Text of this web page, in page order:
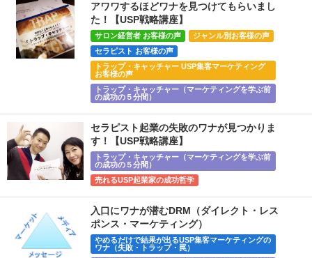
アワワするほどワナを見つけてもらいまし
た！【USP戦略講座】
サロン経営者 お客様の声
ジャンル別お客様の声
セラピスト お客様の声
トラップ・キャッチャー USP集客マーケティング
お客様の声
トラップ・キャッチャー（マーケティングを学ぶ前
の成功の５分間）
セラピスト起業の失敗のワナが見つかりま
す！【USP戦略講座】
トラップ・キャッチャー（マーケティングを学ぶ前
の成功の５分間）
売れるUSP起業家の成功哲学
入口にワナが潜むDRM（ダイレクト・レス
ポンス・マーケティング）
やめるだけで結果が出るUSP集客マーケティングの
ワナ（失敗・トラップ・罠）